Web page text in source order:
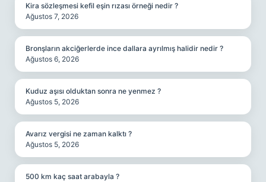
Kira sözleşmesi kefil eşin rızası örneği nedir ?
Ağustos 7, 2026
Bronşların akciğerlerde ince dallara ayrılmış halidir nedir ?
Ağustos 6, 2026
Kuduz aşısı olduktan sonra ne yenmez ?
Ağustos 5, 2026
Avarız vergisi ne zaman kalktı ?
Ağustos 5, 2026
500 km kaç saat arabayla ?